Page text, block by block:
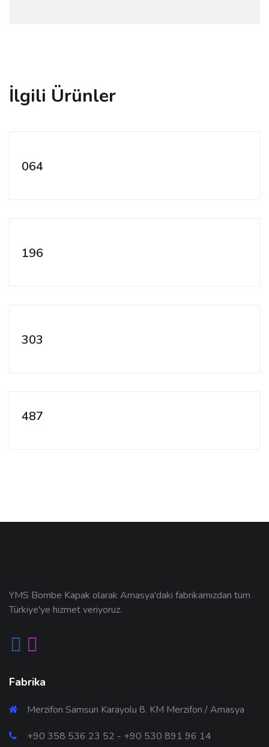
İlgili Ürünler
064
196
303
487
YMS Bombe Kapak olarak Amasya'daki fabrikamızdan tüm
Türkiye'ye hizmet veriyoruz.
Fabrika
Merzifon Samsun Karayolu 8. KM Merzifon / Amasya
+90 358 536 23 52 - +90 530 891 96 14